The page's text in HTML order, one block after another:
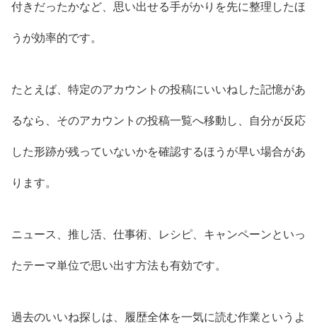
付きだったかなど、思い出せる手がかりを先に整理したほ
うが効率的です。
たとえば、特定のアカウントの投稿にいいねした記憶があ
るなら、そのアカウントの投稿一覧へ移動し、自分が反応
した形跡が残っていないかを確認するほうが早い場合があ
ります。
ニュース、推し活、仕事術、レシピ、キャンペーンといっ
たテーマ単位で思い出す方法も有効です。
過去のいいね探しは、履歴全体を一気に読む作業というよ